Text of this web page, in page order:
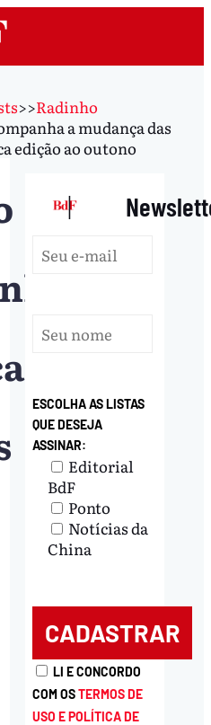
>>Radinho
a mudança das
edição ao outono
|
ESCOLHA AS LISTAS
QUE DESEJA
ASSINAR:
Editorial
BdF
Ponto
Notícias da
China
LI E CONCORDO
COM OSTERMOS DE
USO E POLÍTICA DE